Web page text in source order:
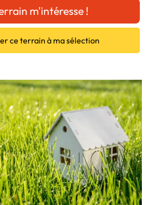
m'intéresse !
ce terrain à ma sélection